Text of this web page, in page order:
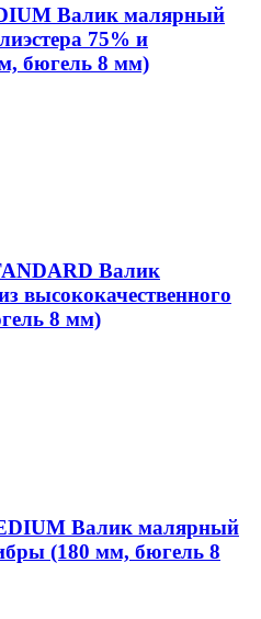
Валик малярный
75% и
бюгель 8 мм)
Валик
высококачественного
8 мм)
Валик малярный
(180 мм, бюгель 8